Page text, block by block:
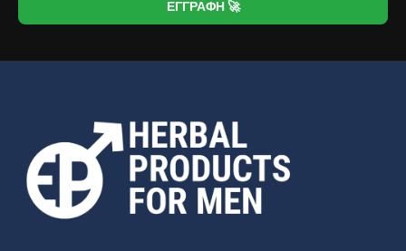
ΕΓΓΡΑΦΗ 🚀